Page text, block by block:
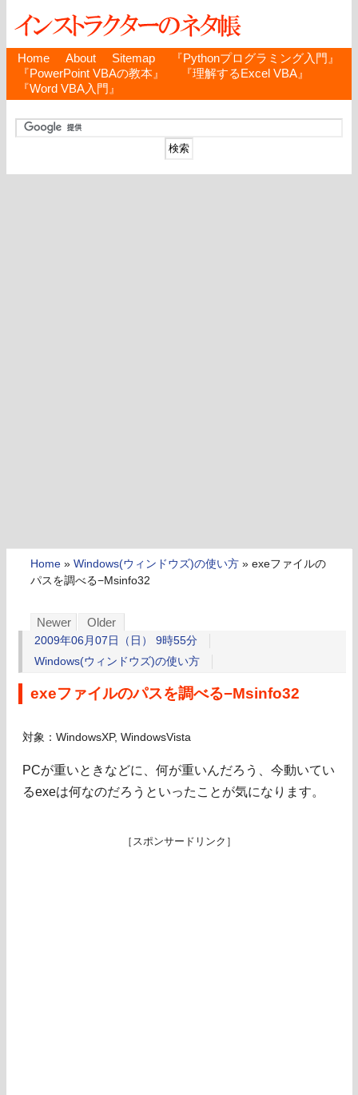
Home About Sitemap
『Pythonプログラミング入門』
『PowerPoint VBAの教本』
『理解するExcel VBA』
『Word VBA入門』
Home » Windows(ウィンドウズ)の使い方 » exeファイルの
パスを調べる−Msinfo32
Newer Older
2009年06月07日（日） 9時55分
Windows(ウィンドウズ)の使い方
exeファイルのパスを調べる−Msinfo32
対象：WindowsXP, WindowsVista
PCが重いときなどに、何が重いんだろう、今動いてい
るexeは何なのだろうといったことが気になります。
［スポンサードリンク］